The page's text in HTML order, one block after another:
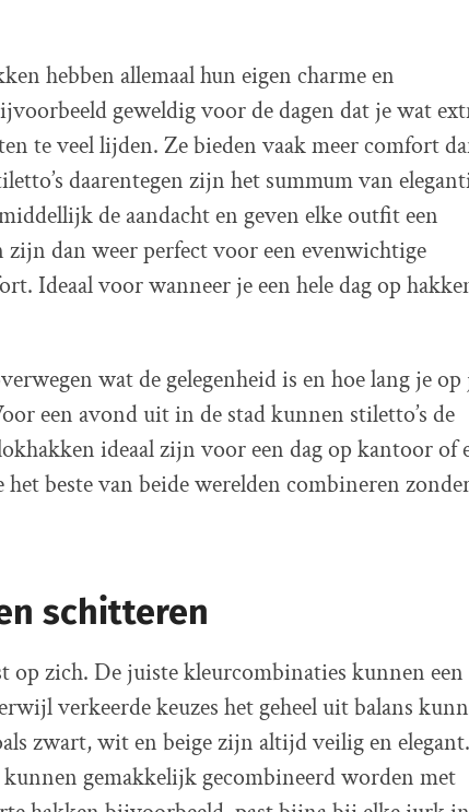
hebben allemaal hun eigen charme en
geweldig voor de dagen dat je wat
te veel lijden. Ze bieden vaak meer comfort
daarentegen zijn het summum van
de aandacht en geven elke outfit een
dan weer perfect voor een evenwichtige
Ideaal voor wanneer je een hele dag op
wat de gelegenheid is en hoe lang je op
een avond uit in de stad kunnen stiletto’s de
ideaal zijn voor een dag op kantoor of
beste van beide werelden combineren
schitteren
op zich. De juiste kleurcombinaties kunnen een
verkeerde keuzes het geheel uit balans
zwart, wit en beige zijn altijd veilig en elegant.
gemakkelijk gecombineerd worden met